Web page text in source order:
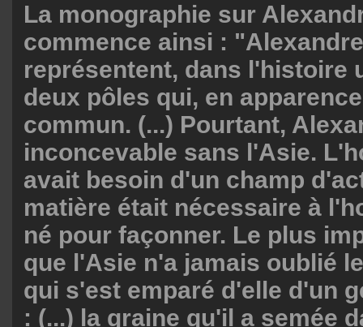
La monographie sur
commence ainsi :
représentent, dans l'histoire
deux pôles qui, en
commun. (...) Pourtant,
inconcevable sans l'Asie.
avait besoin d'un champ
matière était nécessaire à
né pour façonner. Le plus
que l'Asie n'a jamais oublié
qui s'est emparé d'elle d'un
: (...) la graine qu'il a semée